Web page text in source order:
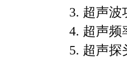
3. 超声波
4. 超声频
5. 超声探